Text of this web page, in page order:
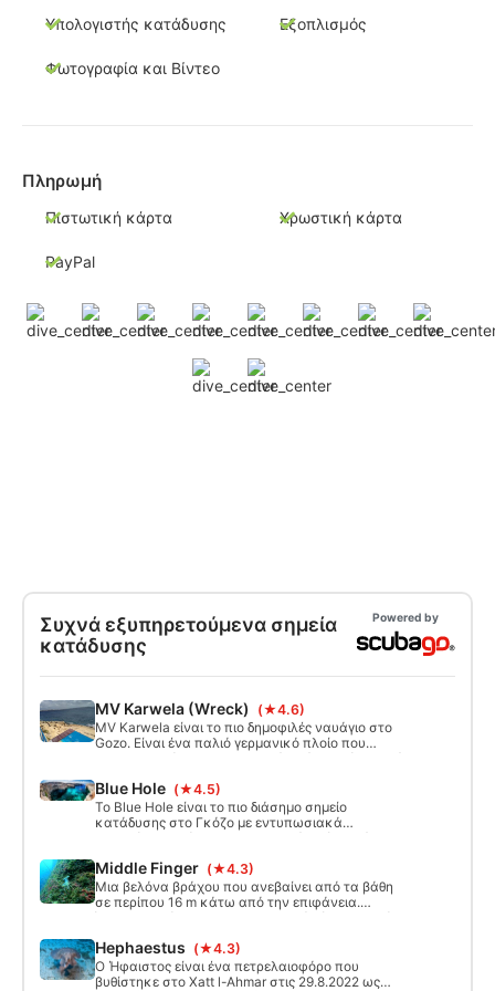
Υπολογιστής κατάδυσης Εξοπλισμός
Φωτογραφία και Βίντεο
Πληρωμή
Πιστωτική κάρτα Χρωστική κάρτα
PayPal
Συχνά εξυπηρετούμενα σημεία
κατάδυσης
Powered by
MV Karwela (Wreck)
(★4.6)
MV Karwela είναι το πιο δημοφιλές ναυάγιο στο
Gozo. Είναι ένα παλιό γερμανικό πλοίο που
χρησιμοποιείται ως εκδρομικό σκάφος γύρω από
εύκολο και ασφαλές να εισέλθουν και να
διεισδύσουν στο ναυάγιο. Έχει μια φανταστική
σκάλα, 2 καταστρώματα για να εξερευνήσετε με
ένα σκοτεινό μηχανοστάσιο από κάτω.
Blue Hole (★4.5)
Το Blue Hole είναι το πιο διάσημο σημείο
κατάδυσης στο Γκόζο με εντυπωσιακά
υποβρύχια τοπία και εκπληκτικά εφέ φωτός.
Παραθύρου ("Γαλάζιες Άλπεις"), το σπήλαιο, μια
διασκεδαστική καμινάδα και κολυμπήθρες.
Middle Finger (★4.3)
Μια βελόνα βράχου που ανεβαίνει από τα βάθη
σε περίπου 16 m κάτω από την επιφάνεια.
Όμορφος τοίχος και εντυπωσιακή θέα στον τοίχο
Hephaestus (★4.3)
Ο Ήφαιστος είναι ένα πετρελαιοφόρο που
βυθίστηκε στο Xatt l-Ahmar στις 29.8.2022 ως